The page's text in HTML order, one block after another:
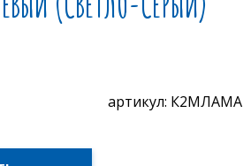
артикул: К2МЛАМА